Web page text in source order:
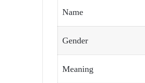
Name
Gender
Meaning